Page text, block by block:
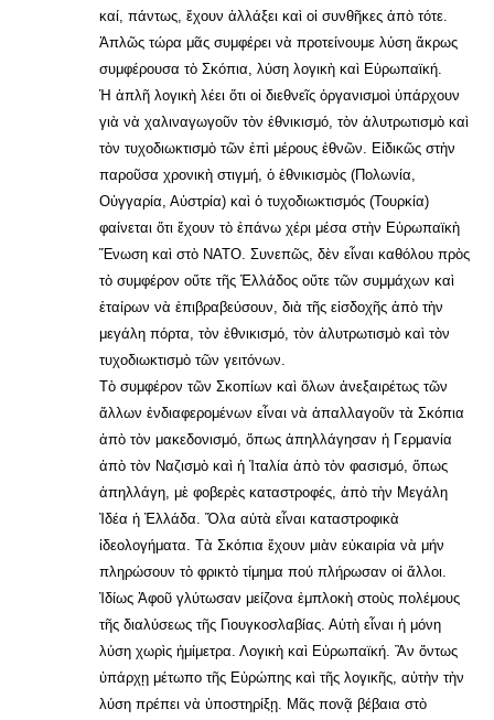
καί, πάντως, ἔχουν ἀλλάξει καὶ οἱ συνθῆκες ἀπὸ τότε.
Ἁπλῶς τώρα μᾶς συμφέρει νὰ προτείνουμε λύση ἄκρως
συμφέρουσα τὸ Σκόπια, λύση λογικὴ καὶ Εὐρωπαϊκή.
Ἡ ἁπλῆ λογικὴ λέει ὅτι οἱ διεθνεῖς ὀργανισμοὶ ὑπάρχουν
γιὰ νὰ χαλιναγωγοῦν τὸν ἐθνικισμό, τὸν ἀλυτρωτισμὸ καὶ
τὸν τυχοδιωκτισμὸ τῶν ἐπὶ μέρους ἐθνῶν. Εἰδικῶς στὴν
παροῦσα χρονικὴ στιγμή, ὁ ἐθνικισμὸς (Πολωνία,
Οὐγγαρία, Αὐστρία) καὶ ὁ τυχοδιωκτισμός (Τουρκία)
φαίνεται ὅτι ἔχουν τὸ ἐπάνω χέρι μέσα στὴν Εὐρωπαϊκὴ
Ἕνωση καὶ στὸ ΝΑΤΟ. Συνεπῶς, δὲν εἶναι καθόλου πρὸς
τὸ συμφέρον οὔτε τῆς Ἐλλάδος οὔτε τῶν συμμάχων καὶ
ἑταίρων νὰ ἐπιβραβεύσουν, διὰ τῆς εἰσδοχῆς ἀπὸ τὴν
μεγάλη πόρτα, τὸν ἐθνικισμό, τὸν ἀλυτρωτισμὸ καὶ τὸν
τυχοδιωκτισμὸ τῶν γειτόνων.
Τὸ συμφέρον τῶν Σκοπίων καὶ ὅλων ἀνεξαιρέτως τῶν
ἄλλων ἐνδιαφερομένων εἶναι νὰ ἀπαλλαγοῦν τὰ Σκόπια
ἀπὸ τὸν μακεδονισμό, ὅπως ἀπηλλάγησαν ἡ Γερμανία
ἀπὸ τὸν Ναζισμὸ καὶ ἡ Ἰταλία ἀπὸ τὸν φασισμό, ὅπως
ἀπηλλάγη, μὲ φοβερὲς καταστροφές, ἀπὸ τὴν Μεγάλη
Ἰδέα ἡ Ἑλλάδα. Ὅλα αὐτὰ εἶναι καταστροφικὰ
ἰδεολογήματα. Τὰ Σκόπια ἔχουν μιὰν εὐκαιρία νὰ μήν
πληρώσουν τὸ φρικτὸ τίμημα πού πλήρωσαν οἱ ἄλλοι.
Ἰδίως Ἀφοῦ γλύτωσαν μείζονα ἐμπλοκὴ στοὺς πολέμους
τῆς διαλύσεως τῆς Γιουγκοσλαβίας. Αὐτὴ εἶναι ἡ μόνη
λύση χωρὶς ἠμίμετρα. Λογικὴ καὶ Εὐρωπαϊκή. Ἂν ὄντως
ὑπάρχῃ μέτωπο τῆς Εὐρώπης καὶ τῆς λογικῆς, αὐτὴν τὴν
λύση πρέπει νὰ ὑποστηρίξῃ. Μᾶς πονᾷ βέβαια στὸ